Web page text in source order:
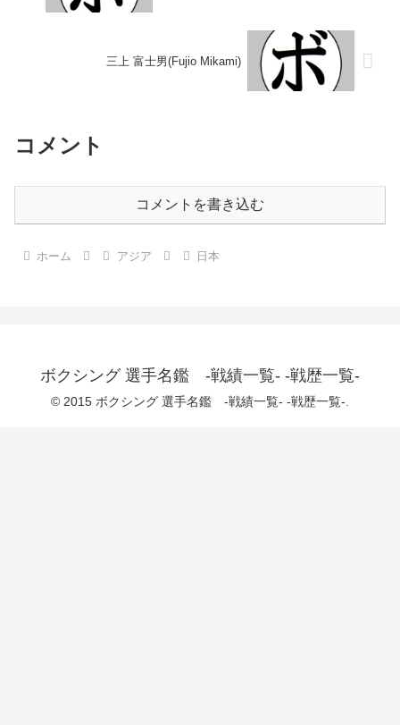
三上 富士男(Fujio Mikami)
コメント
コメントを書き込む
ホーム アジア 日本
ボクシング 選手名鑑 -戦績一覧- -戦歴一覧-
© 2015 ボクシング 選手名鑑 -戦績一覧- -戦歴一覧-.